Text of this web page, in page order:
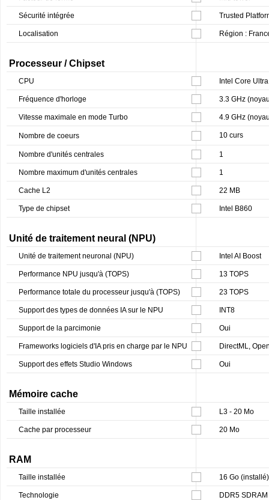
Sécurité intégrée Trusted
Localisation Région :
Processeur / Chipset
CPU Intel Core
Fréquence d'horloge 3.3 GHz
Vitesse maximale en mode Turbo 4.9 GHz
Nombre de coeurs 10 curs
Nombre d'unités centrales 1
Nombre maximum d'unités centrales 1
Cache L2 22 MB
Type de chipset Intel B860
Unité de traitement neural (NPU)
Unité de traitement neuronal (NPU) Intel AI Boost
Performance NPU jusqu'à (TOPS) 13 TOPS
Performance totale du processeur jusqu'à (TOPS) 23 TOPS
Support des types de données IA sur le NPU INT8
Support de la parcimonie Oui
Frameworks logiciels d'IA pris en charge par le NPU DirectML,
Support des effets Studio Windows Oui
Mémoire cache
Taille installée L3 - 20 Mo
Cache par processeur 20 Mo
RAM
Taille installée 16 Go
Technologie DDR5 SDRAM